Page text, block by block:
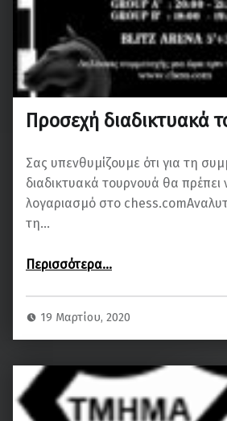
Προσεχή διαδικτυακά
Σας υπενθυμίζουμε ότι για τη
διαδικτυακά τουρνουά θα πρέπει
λογαριασμό στο
τη…
Περισσότερα…
19 Μαρτίου, 2020